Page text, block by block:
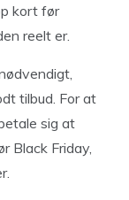
kort før
reelt er.
tilbud. For at
sig at
Black Friday,